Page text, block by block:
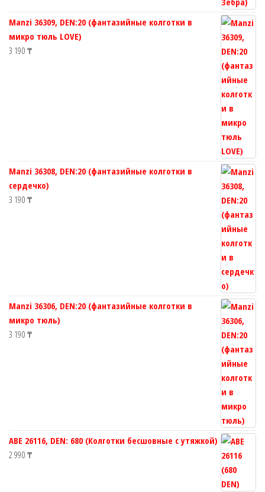
Manzi 36309, DEN:20 (фантазийные колготки в
микро тюль LOVE)
3 190 ₸
Manzi 36308, DEN:20 (фантазийные колготки в
сердечко)
3 190 ₸
Manzi 36306, DEN:20 (фантазийные колготки в
микро тюль)
3 190 ₸
ABE 26116, DEN: 680 (Колготки бесшовные с утяжкой)
2 990 ₸